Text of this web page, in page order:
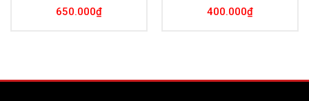
650.000₫
400.000₫